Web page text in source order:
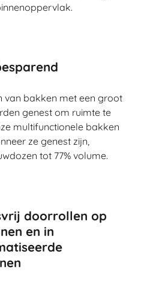
van bakken met een groot
genest om ruimte te
multifunctionele bakken
ze genest zijn,
tot 77% volume.
doorrollen op
en in